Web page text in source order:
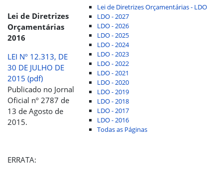
Lei de Diretrizes Orçamentárias - LDO
LDO - 2027
LDO - 2026
LDO - 2025
LDO - 2024
LDO - 2023
LDO - 2022
LDO - 2021
LDO - 2020
LDO - 2019
LDO - 2018
LDO - 2017
LDO - 2016
Todas as Páginas
Lei de Diretrizes
Orçamentárias
2016
LEI Nº 12.313, DE
30 DE JULHO DE
2015 (pdf)
Publicado no Jornal
Oficial nº 2787 de
13 de Agosto de
2015.
ERRATA: